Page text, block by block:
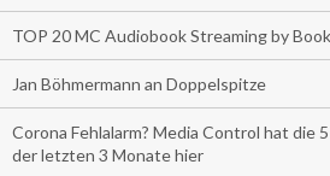
TOP 20 MC Audiobook Streaming by
Jan Böhmermann an Doppelspitze
Corona Fehlalarm? Media Control hat die
der letzten 3 Monate hier